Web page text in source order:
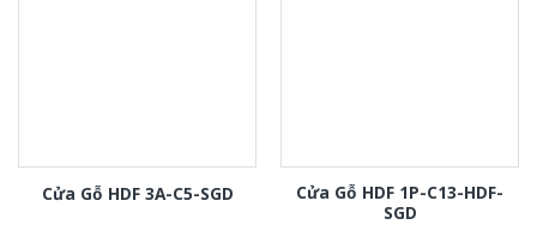
Cửa Gỗ HDF 3A-C5-SGD
Cửa Gỗ HDF 1P-C13-HDF-
SGD